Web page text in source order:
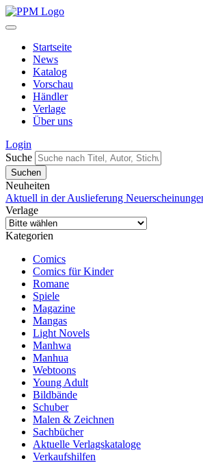
Startseite
News
Katalog
Vorschau
Händler
Verlage
Über uns
Login
Suche
Neuheiten
Aktuell in der Auslieferung
Verlage
Kategorien
Comics
Comics für Kinder
Romane
Spiele
Magazine
Mangas
Light Novels
Manhwa
Manhua
Webtoons
Young Adult
Bildbände
Schuber
Malen & Zeichnen
Sachbücher
Aktuelle Verlagskataloge
Verkaufshilfen